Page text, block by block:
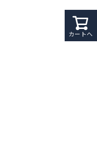
カートへ